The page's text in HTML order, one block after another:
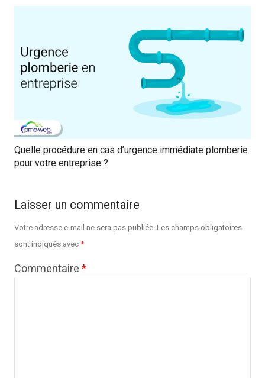
Quelle procédure en cas d’urgence immédiate plomberie
pour votre entreprise ?
Laisser un commentaire
Votre adresse e-mail ne sera pas publiée.Les champs obligatoires
sont indiqués avec*
Commentaire*